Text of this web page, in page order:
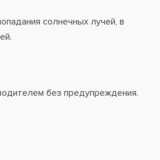
солнечных лучей, в
без предупреждения.